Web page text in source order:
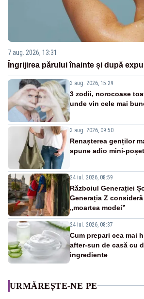
7 aug. 2026, 13:31
Îngrijirea părului înainte și după
3 aug. 2026, 15:29
3 zodii, norocoase
unde vin cele mai
3 aug. 2026, 09:50
Renașterea genților
spune adio mini-
24 iul. 2026, 08:59
Războiul Generației
Generația Z
„moartea modei”
24 iul. 2026, 08:37
Cum prepari cea mai
after-sun de casă cu
ingrediente
URMĂREȘTE-NE PE